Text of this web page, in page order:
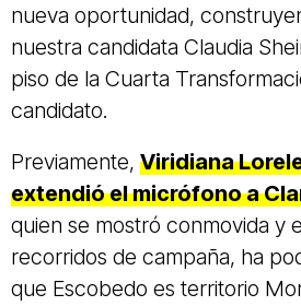
nueva oportunidad,
nuestra candidata Claudia
piso de la Cuarta
candidato.
Previamente, Viridiana
extendió el micrófono a
quien se mostró conmovida y
recorridos de campaña, ha
que Escobedo es territorio